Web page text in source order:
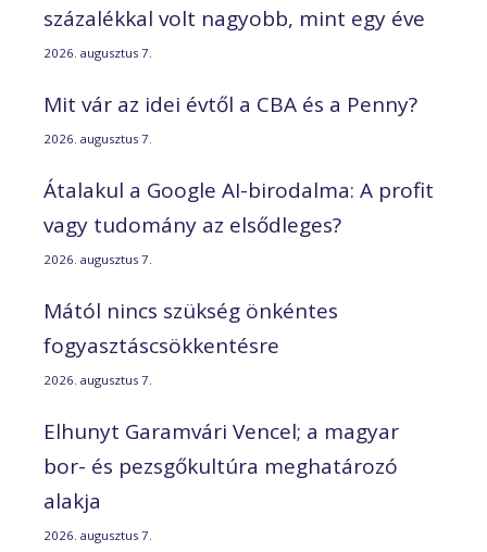
százalékkal volt nagyobb, mint egy éve
2026. augusztus 7.
Mit vár az idei évtől a CBA és a Penny?
2026. augusztus 7.
Átalakul a Google AI-birodalma: A profit
vagy tudomány az elsődleges?
2026. augusztus 7.
Mától nincs szükség önkéntes
fogyasztáscsökkentésre
2026. augusztus 7.
Elhunyt Garamvári Vencel; a magyar
bor- és pezsgőkultúra meghatározó
alakja
2026. augusztus 7.